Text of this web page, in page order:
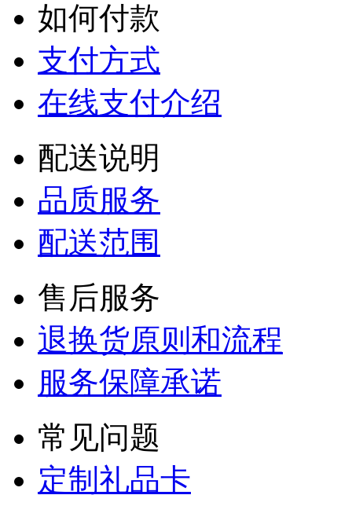
如何付款
支付方式
在线支付介绍
配送说明
品质服务
配送范围
售后服务
退换货原则和流程
服务保障承诺
常见问题
定制礼品卡